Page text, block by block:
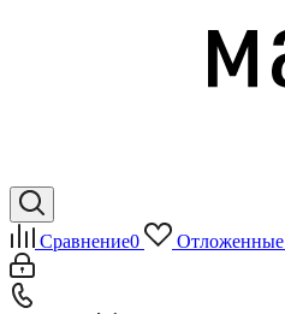
Сравнение0 Отложенные